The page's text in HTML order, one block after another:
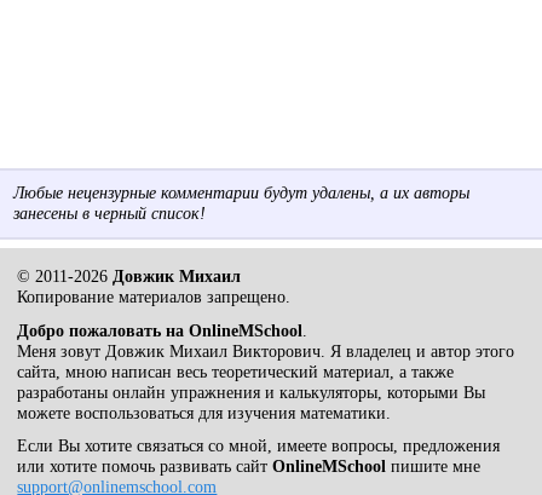
Любые нецензурные комментарии будут удалены, а их авторы
занесены в черный список!
© 2011-2026 Довжик Михаил
Копирование материалов запрещено.
Добро пожаловать на OnlineMSchool
Меня зовут Довжик Михаил Викторович. Я владелец и автор этого
сайта, мною написан весь теоретический материал, а также
разработаны онлайн упражнения и калькуляторы, которыми Вы
можете воспользоваться для изучения математики.
Если Вы хотите связаться со мной, имеете вопросы, предложения
или хотите помочь развивать сайтOnlineMSchool пишите мне
support@onlinemschool.com